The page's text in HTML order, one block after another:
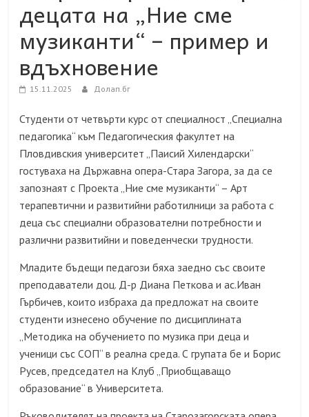
децата на „Ние сме
музиканти“ – пример и
вдъхновение
15.11.2025 Долап.бг
Студенти от четвърти курс от специалност „Специална
педагогика“ към Педагогическия факултет на
Пловдивския университет „Паисий Хилендарски“
гостуваха на Държавна опера-Стара Загора, за да се
запознаят с Проекта „Ние сме музиканти“ – Арт
терапевтични и развитийни работилници за работа с
деца със специални образователни потребности и
различни развитийни и поведенчески трудности.
Младите бъдещи педагози бяха заедно със своите
преподаватели доц. Д-р Диана Петкова и ас.Иван
Гърбичев, които избраха да предложат на своите
студенти изнесено обучение по дисциплината
„Методика на обучението по музика при деца и
ученици със СОП“ в реална среда. С групата бе и Борис
Русев, председател на Клуб „Приобщаващо
образование“ в Университета.